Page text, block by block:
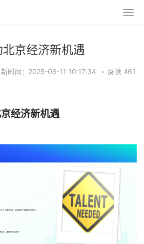
京经济新机遇
新时间：2025-06-11 10:17:34 • 阅读 461
经济新机遇